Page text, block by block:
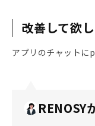
改善して欲
アプリのチャットに
RENOSY